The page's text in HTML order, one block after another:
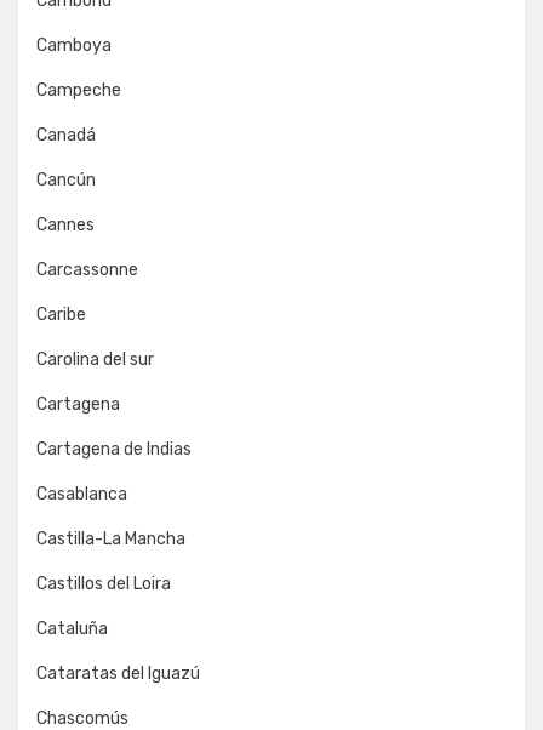
Camboya
Campeche
Canadá
Cancún
Cannes
Carcassonne
Caribe
Carolina del sur
Cartagena
Cartagena de Indias
Casablanca
Castilla-La Mancha
Castillos del Loira
Cataluña
Cataratas del Iguazú
Chascomús